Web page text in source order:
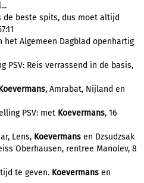
de beste spits, dus moet altijd
het Algemeen Dagblad openhartig
PSV: Reis verrassend in de basis,
, Amrabat, Nijland en
PSV: met Koevermans, 16
Lens, Koevermans en Dzsudzsak
Oberhausen, rentree Manolev, 8
te geven. Koevermans en